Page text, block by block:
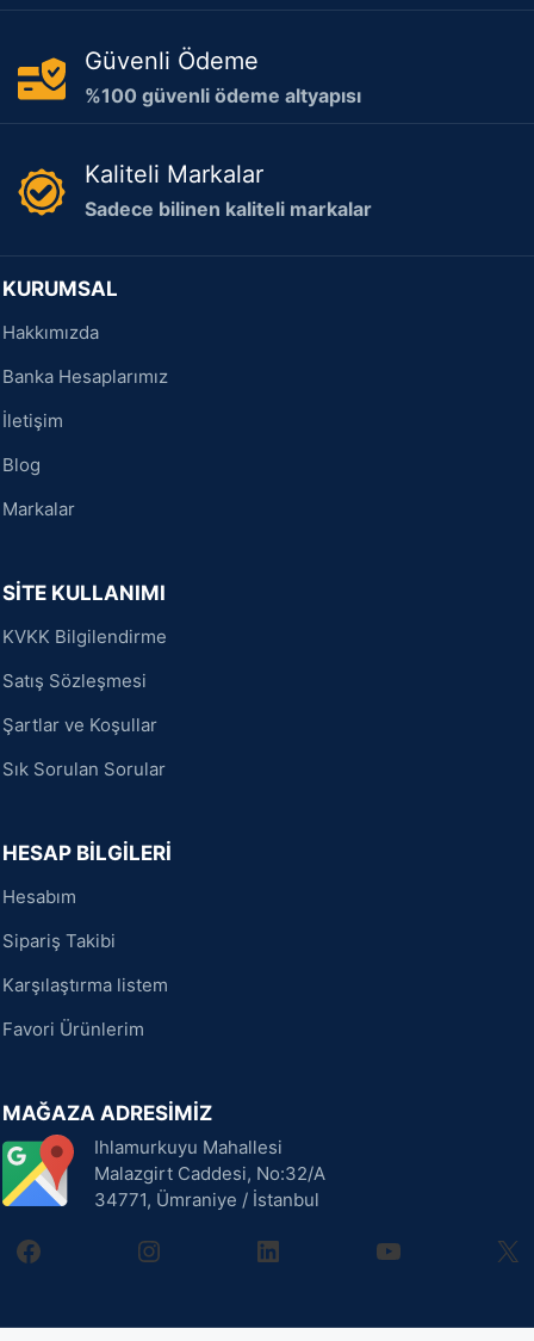
Güvenli Ödeme
%100 güvenli ödeme altyapısı
Kaliteli Markalar
Sadece bilinen kaliteli markalar
KURUMSAL
Hakkımızda
Banka Hesaplarımız
İletişim
Blog
Markalar
SİTE KULLANIMI
KVKK Bilgilendirme
Satış Sözleşmesi
Şartlar ve Koşullar
Sık Sorulan Sorular
HESAP BİLGİLERİ
Hesabım
Sipariş Takibi
Karşılaştırma listem
Favori Ürünlerim
MAĞAZA ADRESİMİZ
Ihlamurkuyu Mahallesi
Malazgirt Caddesi, No:32/A
34771, Ümraniye / İstanbul
facebookinstagramlinkedin youtube X